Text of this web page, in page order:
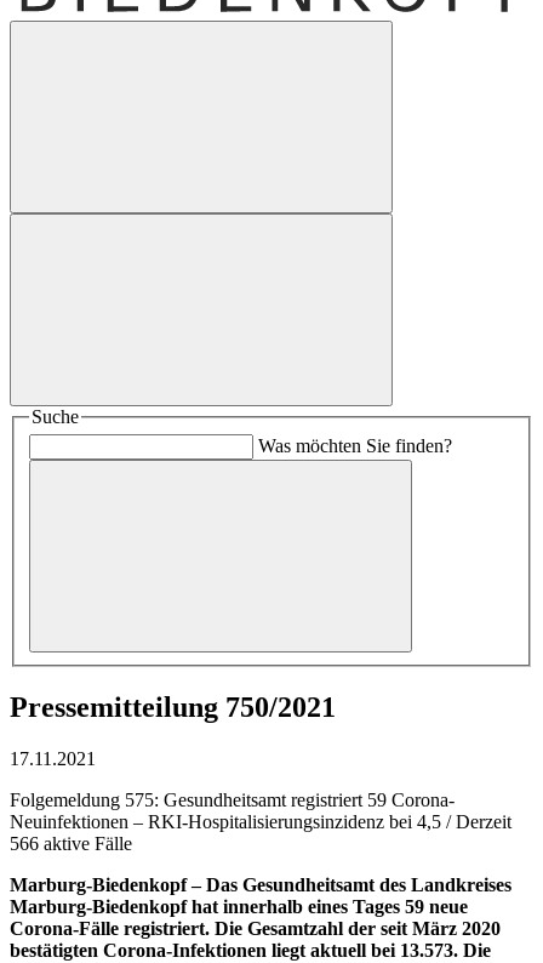
Suche
Was möchten Sie finden?
Pressemitteilung 750/2021
17.11.2021
Folgemeldung 575: Gesundheitsamt registriert 59 Corona-
Neuinfektionen – RKI-Hospitalisierungsinzidenz bei 4,5 / Derzeit
566 aktive Fälle
Marburg-Biedenkopf –Das Gesundheitsamt des Landkreises
Marburg-Biedenkopf hat innerhalb eines Tages 59 neue
Corona-Fälle registriert. Die Gesamtzahl der seit März 2020
bestätigten Corona-Infektionen liegt aktuell bei 13.573. Die